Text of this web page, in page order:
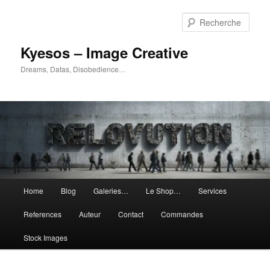
Kyesos – Image Creative
Dreams, Datas, Disobedience…
principal
Home Blog Galeries… Le Shop… Services
References Auteur Contact Commandes
Stock Images